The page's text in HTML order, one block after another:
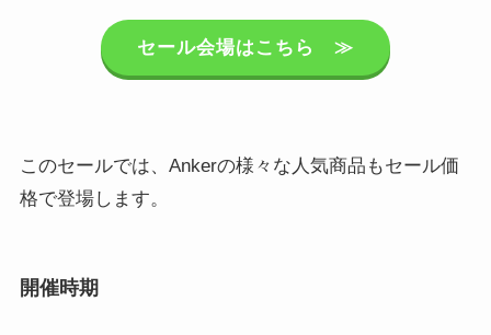
セール会場はこちら ≫
このセールでは、Ankerの様々な人気商品もセール価
格で登場します。
開催時期